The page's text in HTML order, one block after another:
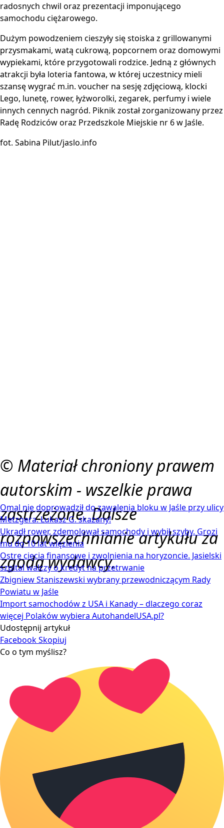
radosnych chwil oraz prezentacji imponującego
samochodu ciężarowego.
Dużym powodzeniem cieszyły się stoiska z grillowanymi
przysmakami, watą cukrową, popcornem oraz domowymi
wypiekami, które przygotowali rodzice. Jedną z głównych
atrakcji była loteria fantowa, w której uczestnicy mieli
szansę wygrać m.in. voucher na sesję zdjęciową, klocki
Lego, lunetę, rower, łyżworolki, zegarek, perfumy i wiele
innych cennych nagród. Piknik został zorganizowany przez
Radę Rodziców oraz Przedszkole Miejskie nr 6 w Jaśle.
fot. Sabina Pilut/jaslo.info
© Materiał chroniony prawem
autorskim - wszelkie prawa
zastrzeżone. Dalsze
rozpowszechnianie artykułu za
zgodą wydawcy.
Omal nie doprowadził do zawalenia bloku w Jaśle przy ulicy
Metzgera. Łukasz G. skazany!
Ukradł rower, zdemolował samochody i wybił szyby. Grozi
mu do 10 lat więzienia
Ostre cięcia finansowe i zwolnienia na horyzoncie. Jasielski
szpital walczy o kredyt na przetrwanie
Zbigniew Staniszewski wybrany przewodniczącym Rady
Powiatu w Jaśle
Import samochodów z USA i Kanady – dlaczego coraz
więcej Polaków wybiera AutohandelUSA.pl?
Udostępnij artykuł
FacebookSkopiuj
Co o tym myślisz?